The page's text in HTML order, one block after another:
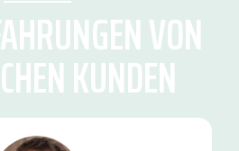
VON
KUNDEN